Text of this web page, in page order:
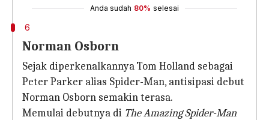
Anda sudah 80% selesai
6
Norman Osborn
Sejak diperkenalkannya Tom Holland sebagai
Peter Parker alias Spider-Man, antisipasi debut
Norman Osborn semakin terasa.
Memulai debutnya di The Amazing Spider-Man